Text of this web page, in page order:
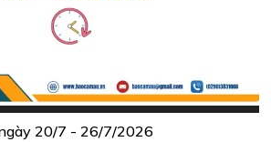
20/7 - 26/7/2026